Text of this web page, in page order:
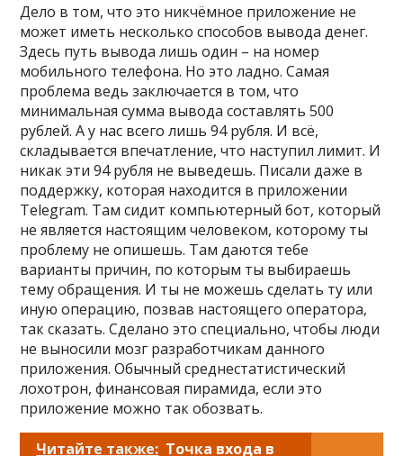
Дело в том, что это никчёмное приложение не
может иметь несколько способов вывода денег.
Здесь путь вывода лишь один – на номер
мобильного телефона. Но это ладно. Самая
проблема ведь заключается в том, что
минимальная сумма вывода составлять 500
рублей. А у нас всего лишь 94 рубля. И всё,
складывается впечатление, что наступил лимит. И
никак эти 94 рубля не выведешь. Писали даже в
поддержку, которая находится в приложении
Telegram. Там сидит компьютерный бот, который
не является настоящим человеком, которому ты
проблему не опишешь. Там даются тебе
варианты причин, по которым ты выбираешь
тему обращения. И ты не можешь сделать ту или
иную операцию, позвав настоящего оператора,
так сказать. Сделано это специально, чтобы люди
не выносили мозг разработчикам данного
приложения. Обычный среднестатистический
лохотрон, финансовая пирамида, если это
приложение можно так обозвать.
Читайте также: Точка входа в